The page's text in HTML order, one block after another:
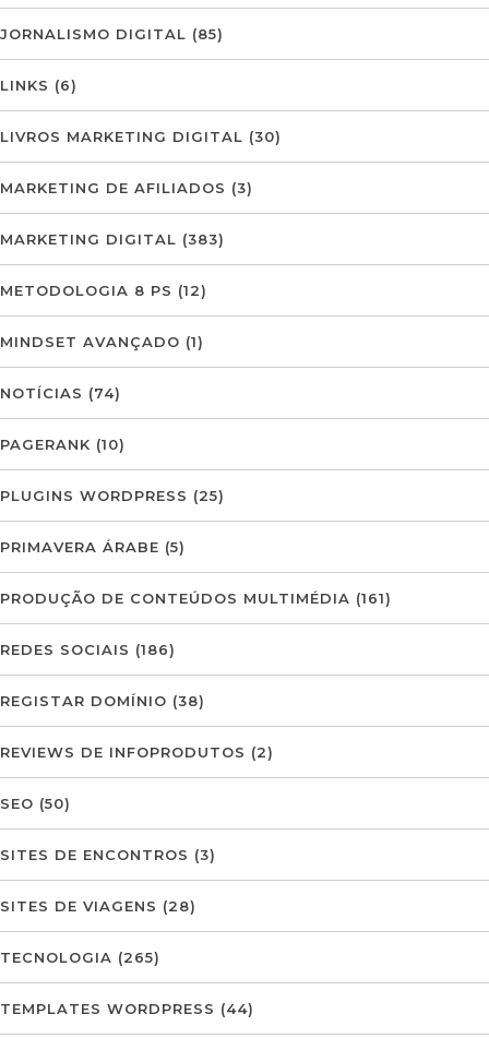
JORNALISMO DIGITAL (85)
LINKS (6)
LIVROS MARKETING DIGITAL (30)
MARKETING DE AFILIADOS (3)
MARKETING DIGITAL (383)
METODOLOGIA 8 PS (12)
MINDSET AVANÇADO (1)
NOTÍCIAS (74)
PAGERANK (10)
PLUGINS WORDPRESS (25)
PRIMAVERA ÁRABE (5)
PRODUÇÃO DE CONTEÚDOS MULTIMÉDIA (161)
REDES SOCIAIS (186)
REGISTAR DOMÍNIO (38)
REVIEWS DE INFOPRODUTOS (2)
SEO (50)
SITES DE ENCONTROS (3)
SITES DE VIAGENS (28)
TECNOLOGIA (265)
TEMPLATES WORDPRESS (44)